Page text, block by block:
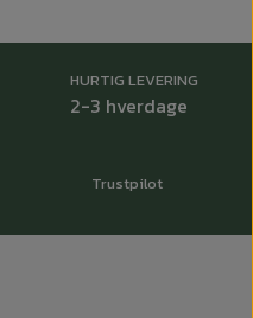
HURTIG LEVERING
2-3 hverdage
Trustpilot